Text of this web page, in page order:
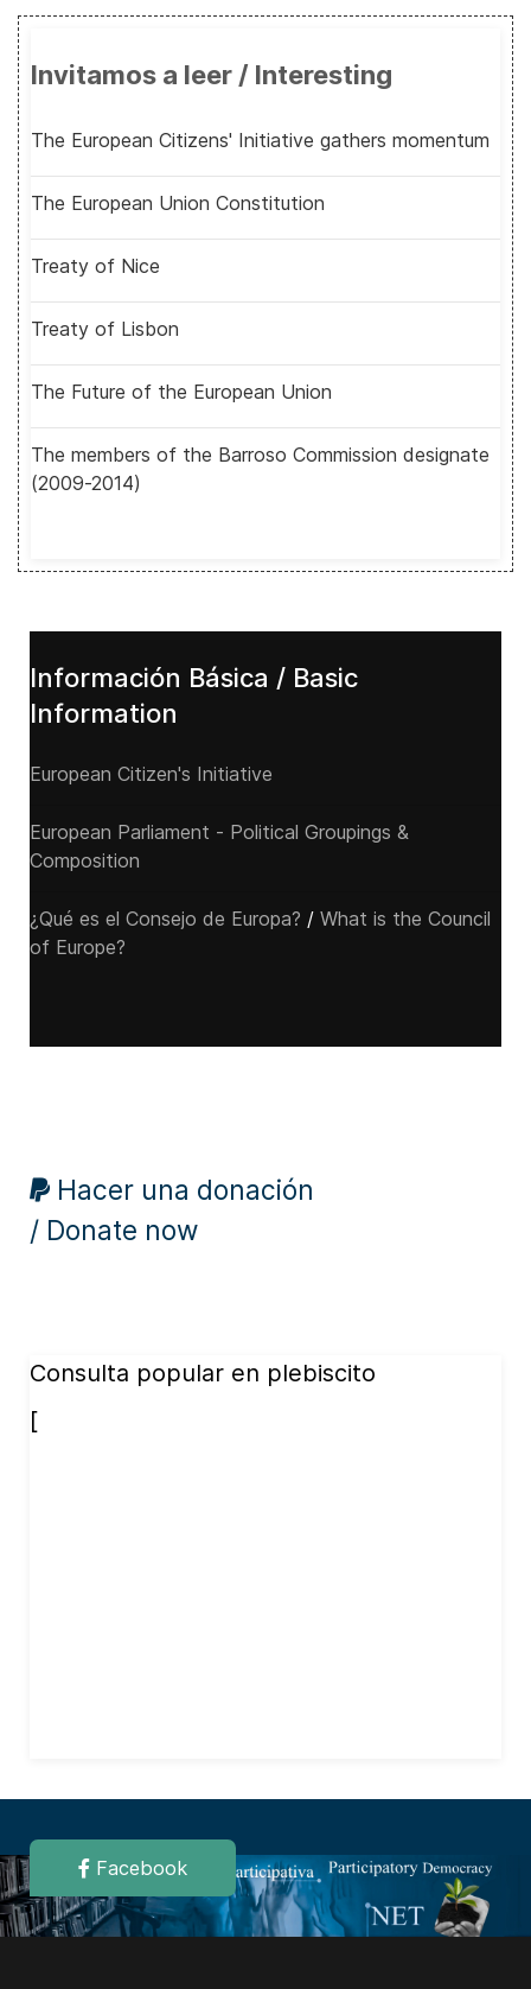
Invitamos a leer / Interesting
The European Citizens' Initiative gathers momentum
The European Union Constitution
Treaty of Nice
Treaty of Lisbon
The Future of the European Union
The members of the Barroso Commission designate
(2009-2014)
Información Básica / Basic
Information
European Citizen's Initiative
European Parliament - Political Groupings &
Composition
¿Qué es el Consejo de Europa? / What is the Council
of Europe?
Hacer una donación
/ Donate now
Consulta popular en plebiscito
[
Facebook